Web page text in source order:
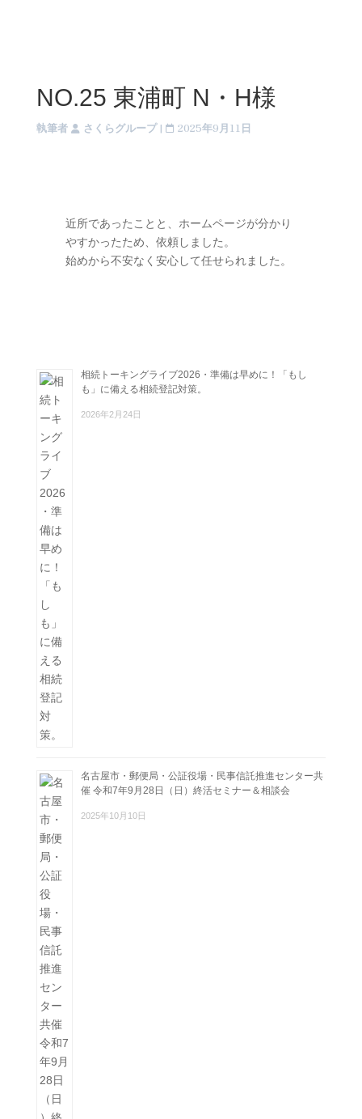
NO.25 東浦町 N・H様
執筆者 さくらグループ| 2025年9月11日
近所であったことと、ホームページが分かり
やすかったため、依頼しました。
始めから不安なく安心して任せられました。
相続トーキングライブ2026・準備は早めに！「もし
も」に備える相続登記対策。
2026年2月24日
名古屋市・郵便局・公証役場・民事信託推進センター共
催 令和7年9月28日（日）終活セミナー＆相談会
2025年10月10日